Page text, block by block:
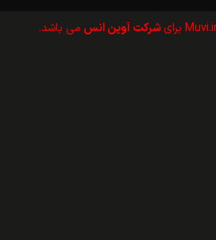
شرکت آوین انس می باشد.